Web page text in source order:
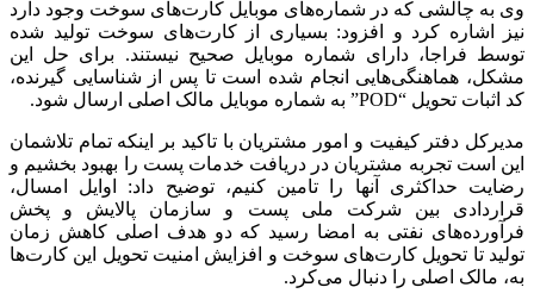
وی به چالشی که در شماره‌های موبایل کارت‌های سوخت وجود دارد
نیز اشاره کرد و افزود: بسیاری از کارت‌های سوخت تولید شده
توسط فراجا، دارای شماره موبایل صحیح نیستند. برای حل این
مشکل، هماهنگی‌هایی انجام شده است تا پس از شناسایی گیرنده،
کد اثبات تحویل “POD” به شماره موبایل مالک اصلی ارسال شود.
مدیرکل دفتر کیفیت و امور مشتریان با تاکید بر اینکه تمام تلاشمان
این است تجربه مشتریان در دریافت خدمات پست را بهبود بخشیم و
رضایت حداکثری آنها را تامین کنیم، توضیح داد: اوایل امسال،
قراردادی بین شرکت ملی پست و سازمان پالایش و پخش
فرآورده‌های نفتی به امضا رسید که دو هدف اصلی کاهش زمان
تولید تا تحویل کارت‌های سوخت و افزایش امنیت تحویل این کارت‌ها
به، مالک اصلی را دنبال می‌کرد.